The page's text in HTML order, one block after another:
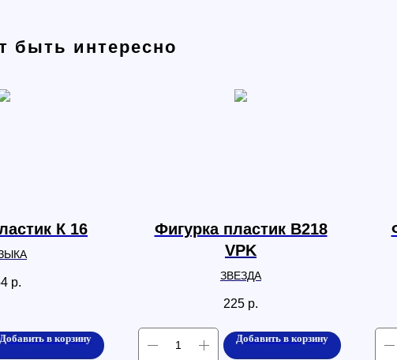
быть интересно
К 16
р.
Добавить в корзину
Фигурка пластик B218
VPK
ЗВЕЗДА
225 р.
Добавить в корзину